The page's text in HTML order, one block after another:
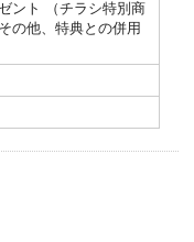
ント （チラシ特別商
の他、特典との併用